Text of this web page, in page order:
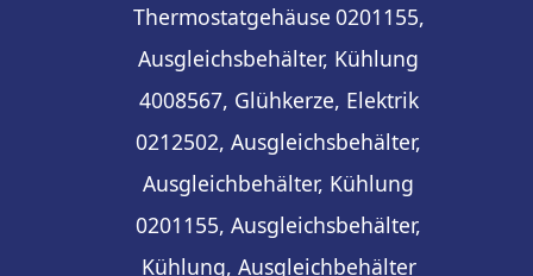
Thermostatgehäuse 0201155,
Ausgleichsbehälter, Kühlung
4008567, Glühkerze, Elektrik
0212502, Ausgleichsbehälter,
Ausgleichbehälter, Kühlung
0201155, Ausgleichsbehälter,
Kühlung, Ausgleichbehälter